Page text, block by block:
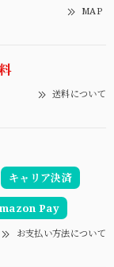
MAP
送料について
キャリア決済
Pay
お支払い方法について